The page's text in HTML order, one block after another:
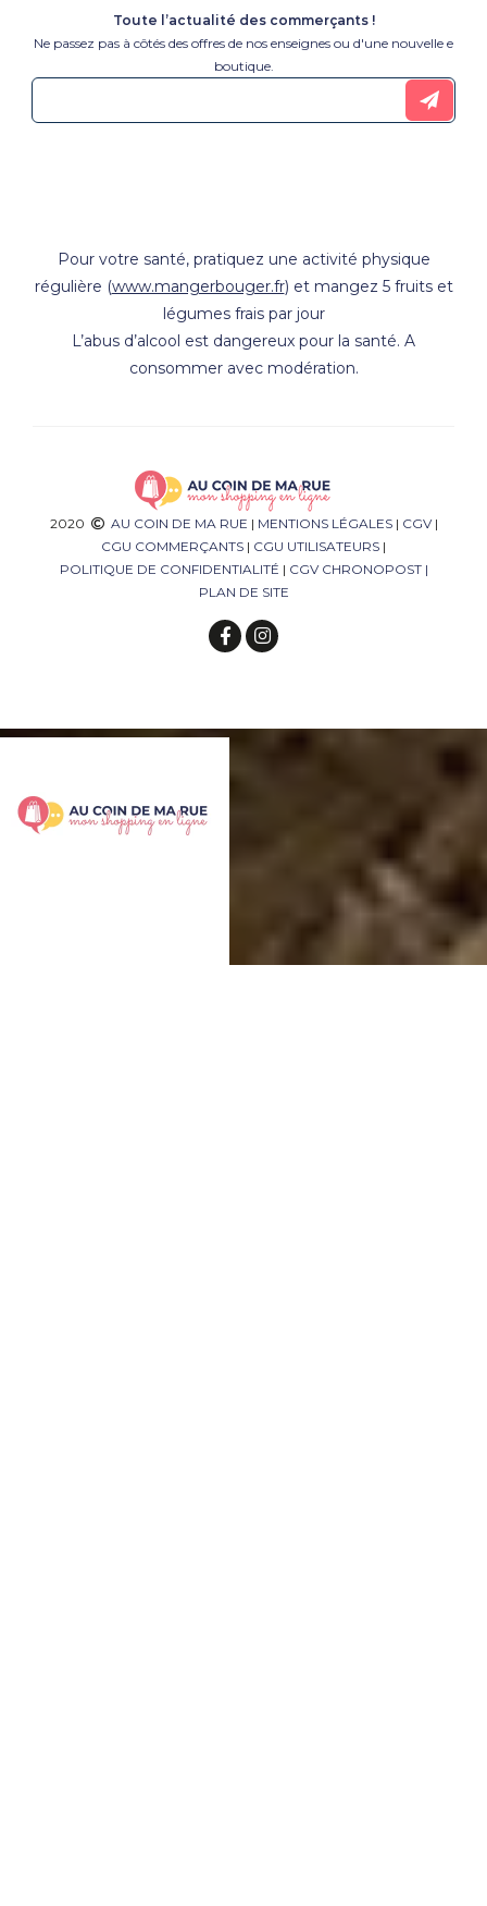
Toute l’actualité des commerçants !
Ne passez pas à côtés des offres de nos enseignes ou d'une nouvelle e
boutique.
Pour votre santé, pratiquez une activité physique
régulière (www.mangerbouger.fr) et mangez 5 fruits et
légumes frais par jour
L’abus d’alcool est dangereux pour la santé. A
consommer avec modération.
2020 AU COIN DE MA RUE | MENTIONS LÉGALES| CGV|
CGU COMMERÇANTS | CGU UTILISATEURS |
POLITIQUE DE CONFIDENTIALITÉ | CGV CHRONOPOST |
PLAN DE SITE